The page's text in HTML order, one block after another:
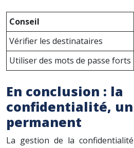
Conseil
Vérifier les destinataires
Utiliser des mots de passe forts
En conclusion : la
confidentialité,
permanent
La gestion de la